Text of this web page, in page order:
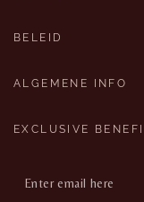
BELEID
ALGEMENE INFO
EXCLUSIVE
Enter